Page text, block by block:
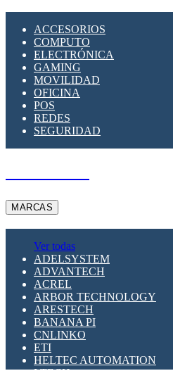
ACCESORIOS
COMPUTO
ELECTRÓNICA
GAMING
MOVILIDAD
OFICINA
POS
REDES
SEGURIDAD
MARCAS
Ver todas
ADELSYSTEM
ADVANTECH
ACREL
ARBOR TECHNOLOGY
ARESTECH
BANANA PI
CNLINKO
ETI
HELTEC AUTOMATION
LTECH